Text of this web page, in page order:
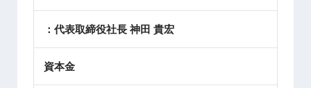
：代表取締役社長 神田 貴宏
資本金